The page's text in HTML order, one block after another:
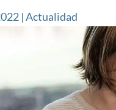
|Actualidad